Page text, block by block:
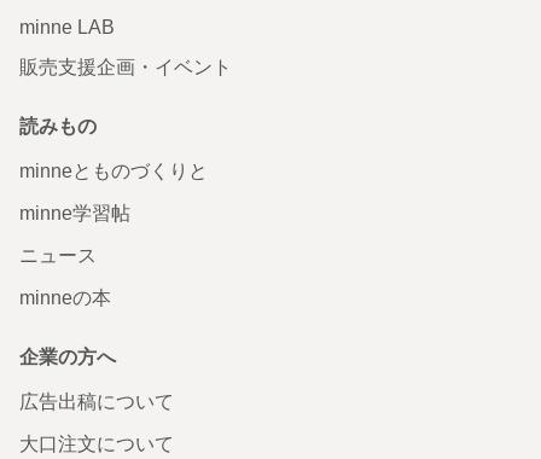
minne LAB
販売支援企画・イベント
読みもの
minneとものづくりと
minne学習帖
ニュース
minneの本
企業の方へ
広告出稿について
大口注文について